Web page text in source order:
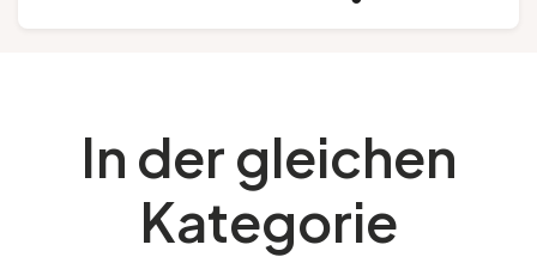
In der gleichen
Kategorie